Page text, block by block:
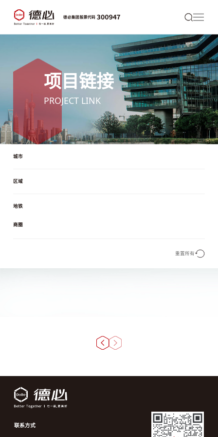
项目链接
PROJECT LINK
城市
区域
地铁
商圈
重置所有
联系方式